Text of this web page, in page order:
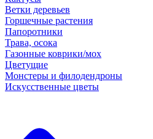
Ветки деревьев
Горшечные растения
Папоротники
Трава, осока
Газонные коврики/мох
Цветущие
Монстеры и филодендроны
Искусственные цветы